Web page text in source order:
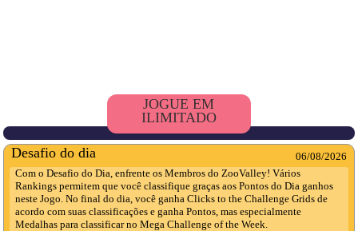
JOGUE EM
ILIMITADO
Desafio do dia
06/08/2026
Com o Desafio do Dia, enfrente os Membros do ZooValley! Vários
Rankings permitem que você classifique graças aos Pontos do Dia ganhos
neste Jogo. No final do dia, você ganha Clicks to the Challenge Grids de
acordo com suas classificações e ganha Pontos, mas especialmente
Medalhas para classificar no Mega Challenge of the Week.